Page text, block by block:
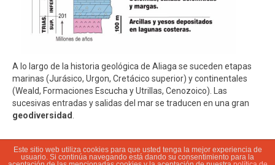
A lo largo de la historia geológica de Aliaga se suceden etapas
marinas (Jurásico, Urgon, Cretácico superior) y continentales
(Weald, Formaciones Escucha y Utrillas, Cenozoico). Las
sucesivas entradas y salidas del mar se traducen en una gran
geodiversidad.
Este sitio web utiliza cookies para que usted tenga la mejor experiencia de
usuario. Si continúa navegando está dando su consentimiento para la